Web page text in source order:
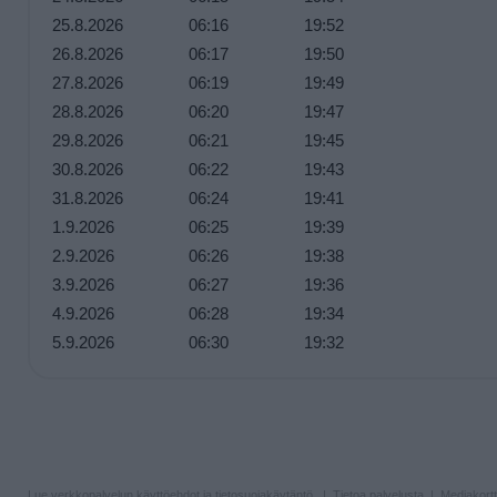
25.8.2026
06:16
19:52
26.8.2026
06:17
19:50
27.8.2026
06:19
19:49
28.8.2026
06:20
19:47
29.8.2026
06:21
19:45
30.8.2026
06:22
19:43
31.8.2026
06:24
19:41
1.9.2026
06:25
19:39
2.9.2026
06:26
19:38
3.9.2026
06:27
19:36
4.9.2026
06:28
19:34
5.9.2026
06:30 19:32